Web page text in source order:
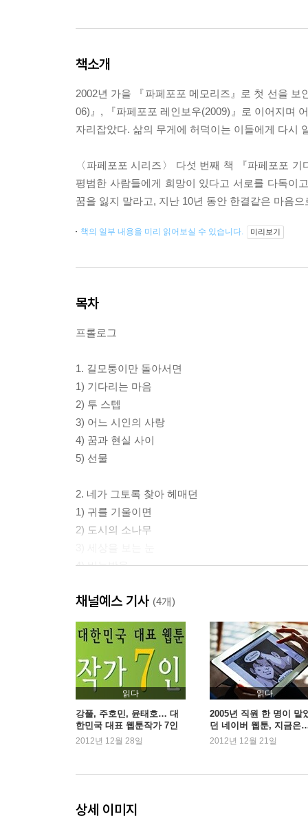
책소개
2002년 가을 『파페포포 메모리즈』로 첫 선을
06)』, 『파페포포 레인보우(2009)』로 이어지며
자리잡았다. 삶의 무게에 허덕이는 이들에게 다
〈파페포포 시리즈〉 다섯 번째 책 『파페포포
평범한 사람들에게 희망이 있다고 서로를 다독이
꿈을 잃지 말라고, 지난 10년 동안 한결같은 마음
책의 일부 내용을 미리 읽어보실 수 있습니다. 미리보기
목차
프롤로그
1. 길모퉁이만 돌아서면
1) 기다리는 마음
2) 투 스텝
3) 어느 시인의 사랑
4) 꿈과 현실 사이
5) 선물
2. 네가 그토록 찾아 헤매던
1) 귀를 기울이면
2) 도시의 소나무
4) 비눗방울
3. 행복이 기다리고 있어
1) 어느 역사의 미화원 아저씨
2) 세탁소
3) 위치
4) 과자를 먹는 방법
5) 최고의 연주회
4. 여기서 멈출 수는 없잖아
4) 과장된 공포
채널예스 기사 (4개)
읽다
강풀, 주호민, 윤태호… 대
한민국 대표 웹툰작가 7인
을 소개합니다
2012년 12월 28일
읽다
2005년 직원 한 명이 맡
던 네이버 웹툰, 지금은
2012년 12월 21일
상세 이미지